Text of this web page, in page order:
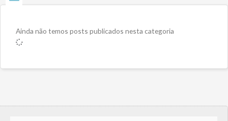
Ainda não temos posts publicados nesta categoria